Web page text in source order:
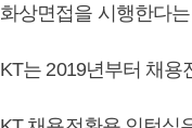
화상면접을 시행한다
KT는 2019년부터 채